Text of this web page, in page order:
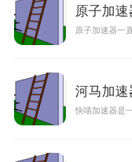
原子加
原子加速器一
河马加速
快喵加速器是